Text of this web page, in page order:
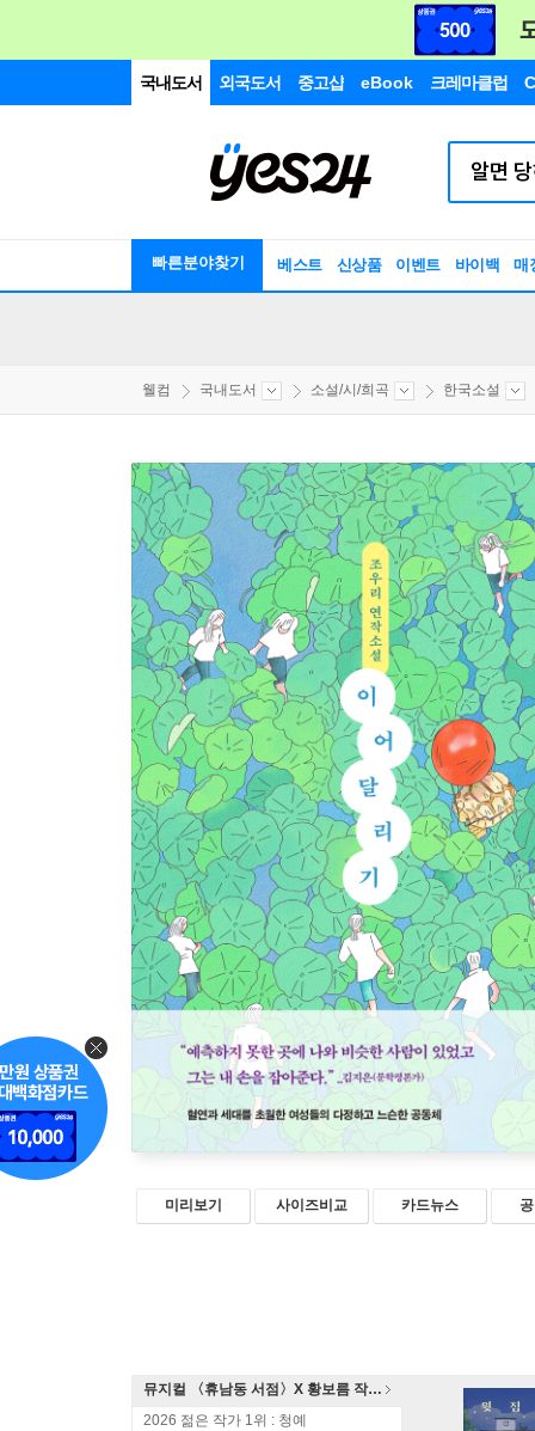
국내도서 외국도서 중고샵 eBook 크레마클럽
빠른분야찾기 베스트 신상품 이벤트 바이백 매
웰컴 국내도서 소설/시/희곡 한국소설
미리보기 사이즈비교 카드뉴스
뮤지컬 〈휴남동 서점〉X 황보름 작가 북토크
2026 젊은 작가 1위 : 청예